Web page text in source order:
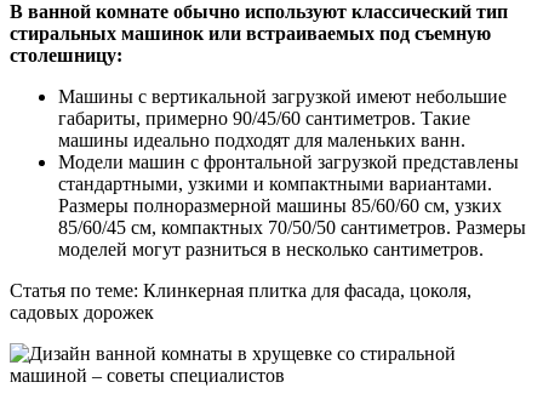
В ванной комнате обычно используют классический тип
стиральных машинок или встраиваемых под съемную
столешницу:
Машины с вертикальной загрузкой имеют небольшие
габариты, примерно 90/45/60 сантиметров. Такие
машины идеально подходят для маленьких ванн.
Модели машин с фронтальной загрузкой представлены
стандартными, узкими и компактными вариантами.
Размеры полноразмерной машины 85/60/60 см, узких
85/60/45 см, компактных 70/50/50 сантиметров. Размеры
моделей могут разниться в несколько сантиметров.
Статья по теме: Клинкерная плитка для фасада, цоколя,
садовых дорожек